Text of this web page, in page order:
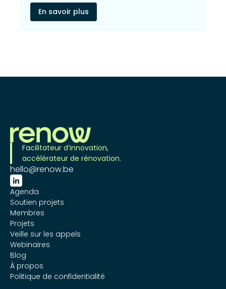
En savoir plus
Facilitateur d’innovation,
accélérateur de rénovation.
hello@renow.be

Agenda
Soutien projets
Membres
Projets
Veille sur les appels
Webinaires
Blog
À propos
Politique de confidentialité